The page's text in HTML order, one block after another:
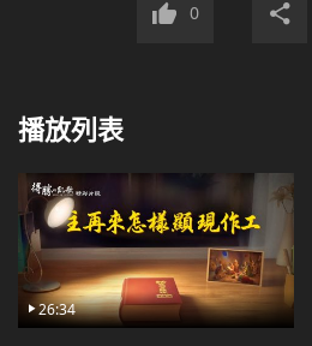
0
播放列表
26:34